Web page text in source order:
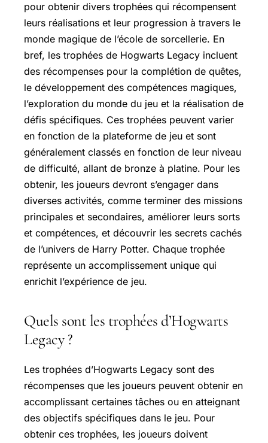
pour obtenir divers trophées qui récompensent
leurs réalisations et leur progression à travers le
monde magique de l’école de sorcellerie. En
bref, les trophées de Hogwarts Legacy incluent
des récompenses pour la complétion de quêtes,
le développement des compétences magiques,
l’exploration du monde du jeu et la réalisation de
défis spécifiques. Ces trophées peuvent varier
en fonction de la plateforme de jeu et sont
généralement classés en fonction de leur niveau
de difficulté, allant de bronze à platine. Pour les
obtenir, les joueurs devront s’engager dans
diverses activités, comme terminer des missions
principales et secondaires, améliorer leurs sorts
et compétences, et découvrir les secrets cachés
de l’univers de Harry Potter. Chaque trophée
représente un accomplissement unique qui
enrichit l’expérience de jeu.
Quels sont les trophées d’Hogwarts
Legacy ?
Les trophées d’Hogwarts Legacy sont des
récompenses que les joueurs peuvent obtenir en
accomplissant certaines tâches ou en atteignant
des objectifs spécifiques dans le jeu. Pour
obtenir ces trophées, les joueurs doivent